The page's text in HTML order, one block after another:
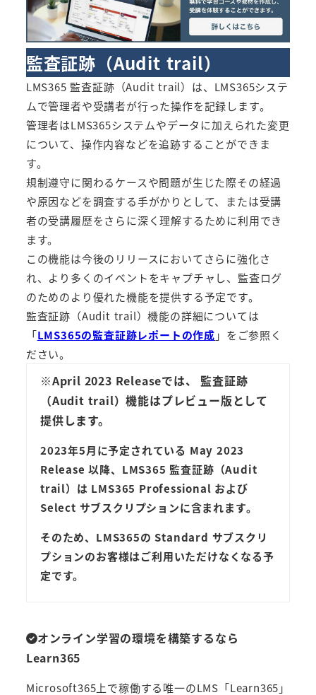
監査証跡（Audit trail）
LMS365 監査証跡（Audit trail）は、LMS365システ
ムで管理者や受講者が行った操作を記録します。
管理者はLMS365システムやデータに加えられた変更
について、操作内容などを追跡することができま
す。
規制遵守に関わるケースや問題が生じた際その経過
や原因などを調査する手がかりとして、または受講
者の受講履歴をさらに深く理解するために利用でき
ます。
この機能は今後のリリースにおいてさらに強化さ
れ、より多くのイベントをキャプチャし、監査ログ
のためのより優れた機能を提供する予定です。
監査証跡（Audit trail）機能の詳細については
「LMS365の監査証跡レポートの作成 」をご参照く
ださい。
※April 2023 Releaseでは、 監査証跡
（Audit trail）機能はプレビュー版として
提供します。
2023年5月に予定されている May 2023
Release 以降、LMS365 監査証跡（Audit
trail）は LMS365 Professional および
Select サブスクリプションに含まれます。
そのため、LMS365の Standard サブスクリ
プションのお客様はご利用いただけなくなる予
定です。
オンライン学習の環境を構築するなら
Learn365
Microsoft365上で稼働する唯一のLMS「Learn365」